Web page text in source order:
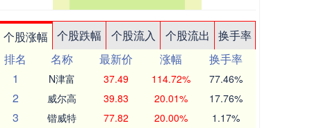
个股涨幅 个股跌幅 个股流入 个股流出
换手率
排名
名称 最新价 涨幅
换手率
1
N津富 37.49 114.72% 77.46%
2 威尔高 39.83 20.01% 17.76%
3 锴威特 77.82 20.00% 1.17%